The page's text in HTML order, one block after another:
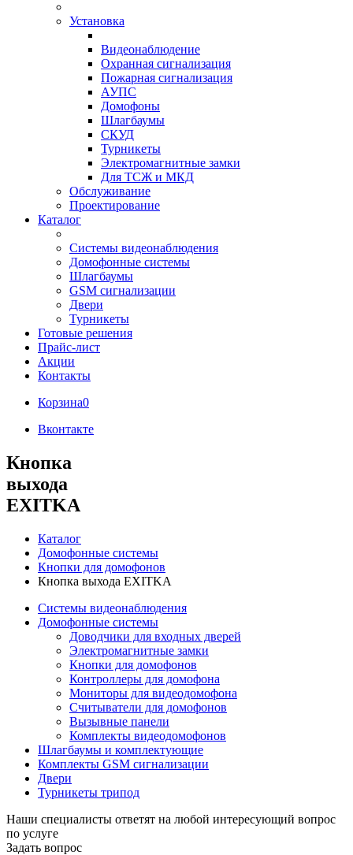
Установка
Видеонаблюдение
Охранная сигнализация
Пожарная сигнализация
АУПС
Домофоны
Шлагбаумы
СКУД
Турникеты
Электромагнитные замки
Для ТСЖ и МКД
Обслуживание
Проектирование
Каталог
Системы видеонаблюдения
Домофонные системы
Шлагбаумы
GSM сигнализации
Двери
Турникеты
Готовые решения
Прайс-лист
Акции
Контакты
Корзина0
Вконтакте
Кнопка
выхода
EXITKA
Каталог
Домофонные системы
Кнопки для домофонов
Кнопка выхода EXITKA
Системы видеонаблюдения
Домофонные системы
Доводчики для входных дверей
Электромагнитные замки
Кнопки для домофонов
Контроллеры для домофона
Мониторы для видеодомофона
Считыватели для домофонов
Вызывные панели
Комплекты видеодомофонов
Шлагбаумы и комплектующие
Комплекты GSM сигнализации
Двери
Турникеты трипод
Наши специалисты ответят на любой интересующий вопрос
по услуге
Задать вопрос